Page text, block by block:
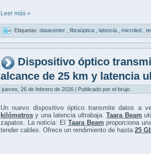
Leer más »
Etiquetas: datacenter fibraóptica latencia microled
Dispositivo óptico
alcance de 25 km y latencia
jueves, 26 de febrero de 2026 | Publicado por el-brujo
Un nuevo dispositivo óptico transmite datos a
kilómetros y una latencia ultrabaja.Taara Beam
zapatos. La noticia: El Taara Beam proporciona
tender cables. Ofrece un rendimiento de hasta 25